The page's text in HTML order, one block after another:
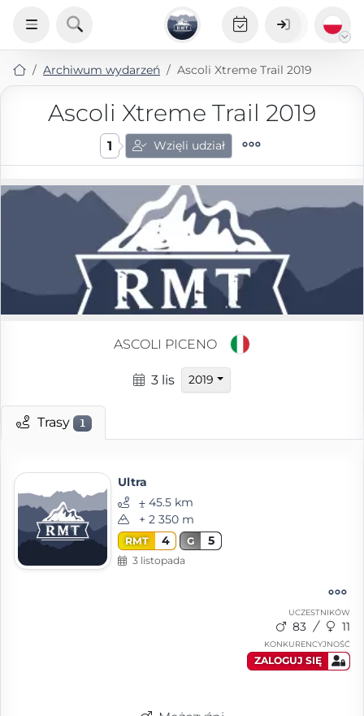
Archiwum wydarzeń Ascoli Xtreme Trail 2019
Ascoli Xtreme Trail 2019
1 Wzięli udział
ASCOLI PICENO
3 lis 2019
Trasy 1
Ultra
⨦ 45.5 km
+ 2 350 m
RMT 4 G 5
3 listopada
UCZESTNIKÓW
83 11
KONKURENCYJNOŚĆ
ZALOGUJ SIĘ